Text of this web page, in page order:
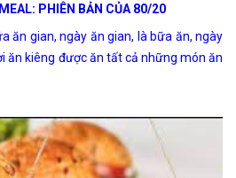
PHIÊN BẢN CỦA 80/20
ăn gian, ngày ăn gian, là bữa ăn, ngày
ăn kiêng được ăn tất cả những món ăn